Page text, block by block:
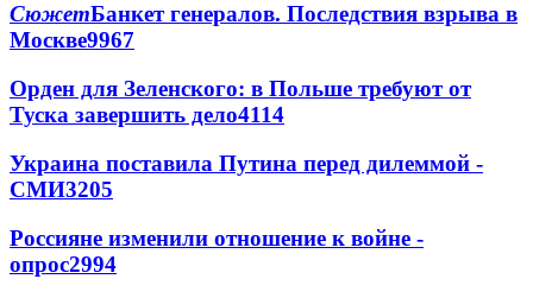
СюжетБанкет генералов. Последствия взрыва в
Москве9967
Орден для Зеленского: в Польше требуют от
Туска завершить дело4114
Украина поставила Путина перед дилеммой -
СМИ3205
Россияне изменили отношение к войне -
опрос2994